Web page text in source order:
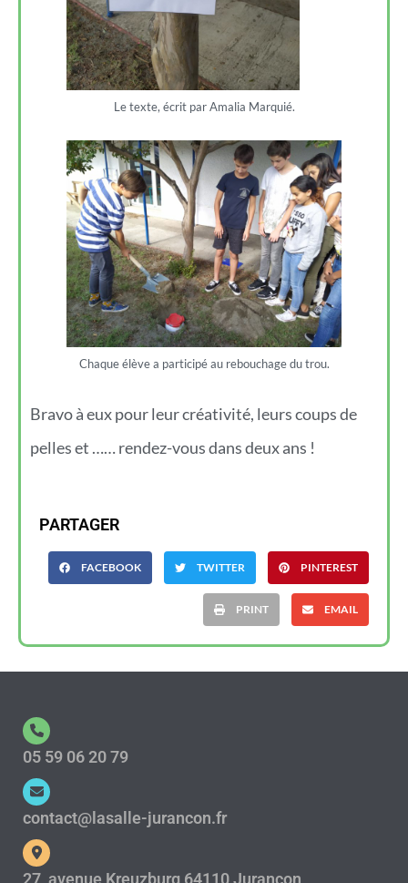
Le texte, écrit par Amalia Marquié.
Chaque élève a participé au rebouchage du trou.
Bravo à eux pour leur créativité, leurs coups de
pelles et …… rendez-vous dans deux ans !
PARTAGER
FACEBOOK TWITTER PINTEREST
PRINT EMAIL
05 59 06 20 79
contact@lasalle-jurancon.fr
27, avenue Kreuzburg 64110 Jurançon